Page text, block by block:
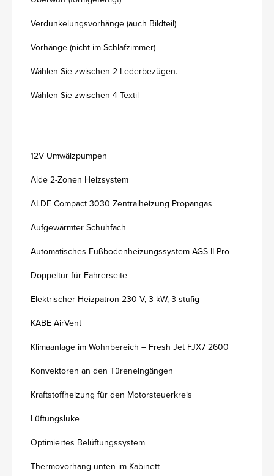
Verdunkelungsvorhänge (auch Bildteil)
Vorhänge (nicht im Schlafzimmer)
Wählen Sie zwischen 2 Lederbezügen.
Wählen Sie zwischen 4 Textil
12V Umwälzpumpen
Alde 2-Zonen Heizsystem
ALDE Compact 3030 Zentralheizung Propangas
Aufgewärmter Schuhfach
Automatisches Fußbodenheizungssystem AGS II Pro
Doppeltür für Fahrerseite
Elektrischer Heizpatron 230 V, 3 kW, 3-stufig
KABE AirVent
Klimaanlage im Wohnbereich – Fresh Jet FJX7 2600
Konvektoren an den Türeneingängen
Kraftstoffheizung für den Motorsteuerkreis
Lüftungsluke
Optimiertes Belüftungssystem
Thermovorhang unten im Kabinett